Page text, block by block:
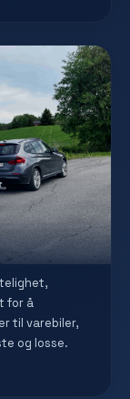
for å
til varebiler,
og losse.